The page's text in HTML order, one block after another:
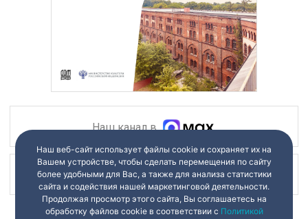
Наш канал в
Наш канал в
Наш веб-сайт использует файлы cookie и сохраняет их на
Вашем устройстве, чтобы сделать перемещения по сайту
более удобными для Вас, а также для анализа статистики
сайта и содействия нашей маркетинговой деятельности.
Продолжая просмотр этого сайта, Вы соглашаетесь на
обработку файлов cookie в соответствии с Политикой